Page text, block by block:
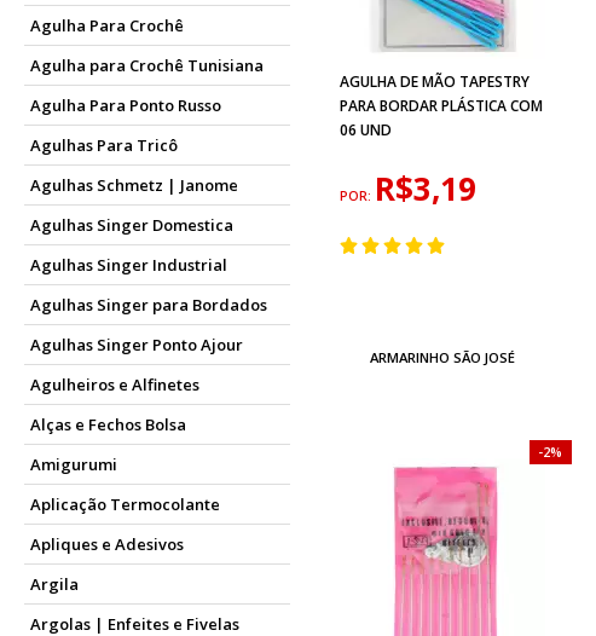
Agulha Para Crochê
Agulha para Crochê Tunisiana
Agulha Para Ponto Russo
Agulhas Para Tricô
Agulhas Schmetz | Janome
Agulhas Singer Domestica
Agulhas Singer Industrial
Agulhas Singer para Bordados
Agulhas Singer Ponto Ajour
Agulheiros e Alfinetes
Alças e Fechos Bolsa
Amigurumi
Aplicação Termocolante
Apliques e Adesivos
Argila
Argolas | Enfeites e Fivelas
AGULHA DE MÃO TAPESTRY
PARA BORDAR PLÁSTICA COM
06 UND
POR: R$3,19
ARMARINHO SÃO JOSÉ
2%